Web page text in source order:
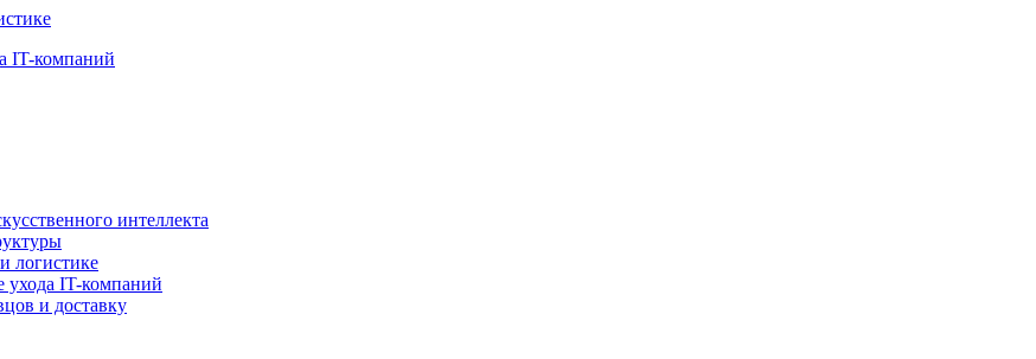
IT-компаний
интеллекта
логистике
ухода IT-компаний
и доставку